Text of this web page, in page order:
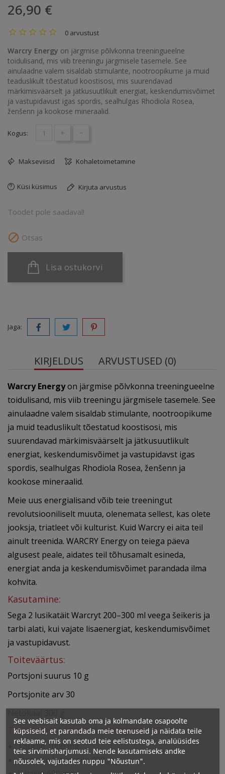
26,90 €
0 arvustust
Warcry Energy on järgmise põlvkonna treeningueelne
toidulisand, mis viib treeningu järgmisele tasemele. See
ainulaadne valem sisaldab stimulante, nootroopikume ja muid
teaduslikult tõestatud koostisosi, mis suurendavad
märkimisväärselt ja jätkusuutlikult energiat, keskendumisvõimet
ja vastupidavust igas spordis, sealhulgas Rhodiola Rosea,
ženšenn ja kookose mineraalid.
Kogus: + -
Makseviisid Kohaletoimetamine
Küsi küsimus Kirjuta arvustus
Toodet pole saadaval!
 Otsas
Lisa ostukorvi
Jaga:
KIRJELDUS ARVUSTUSED (0)
Warcry Energyon järgmise põlvkonna treeningueelne
toidulisand, mis viib treeningu järgmisele tasemele. See
ainulaadne valem sisaldab stimulante, nootroopikume
ja muid teaduslikult tõestatud koostisosi, mis
suurendavad märkimisväärselt ja jätkusuutlikult
energiat, keskendumisvõimet ja vastupidavst igas
spordis, sealhulgas Rhodiola Rosea, ženšenn ja
kookose mineraalid.
Meie uus energialisand võib teie treeningut
revolutsiooniliselt muuta, olenemata sellest, kas olete
jooksja, triatleet või kulturist. Kuid Warcry ei aita teil
ainult treenida. WARCRY Energy on teiega päeva
algusest peale, aidates teil tõhusamalt esineda,
energiat anda ja keskendumisvõimet parandada ilma
kohvita.
Kasutamine:
Sega 2 lusikatäit Warcryt 200–300 ml veega šeikeris ja
tarbi alati, kui vajate lisaenergiat, keskendumisvõimet
ja vastupidavust.
Toiteväärtus:
Portsjoni suurus 10 g
Portsjonite arv 30
Toimeainete kogus 1 portsjonis (10 g)
Tauriin 1000 mg
Atsetüül-L-türosiin 800 mg
See veebisait kasutab oma ja kolmandate osapoolte
küpsiseid, et parandada meie teenuseid ja näidata teile
reklaame, mis on seotud teie eelistustega, analüüsides
teie sirvimisharjumusi. Nende kasutamiseks andke
nõusolek, vajutades nuppu "Nõustun".